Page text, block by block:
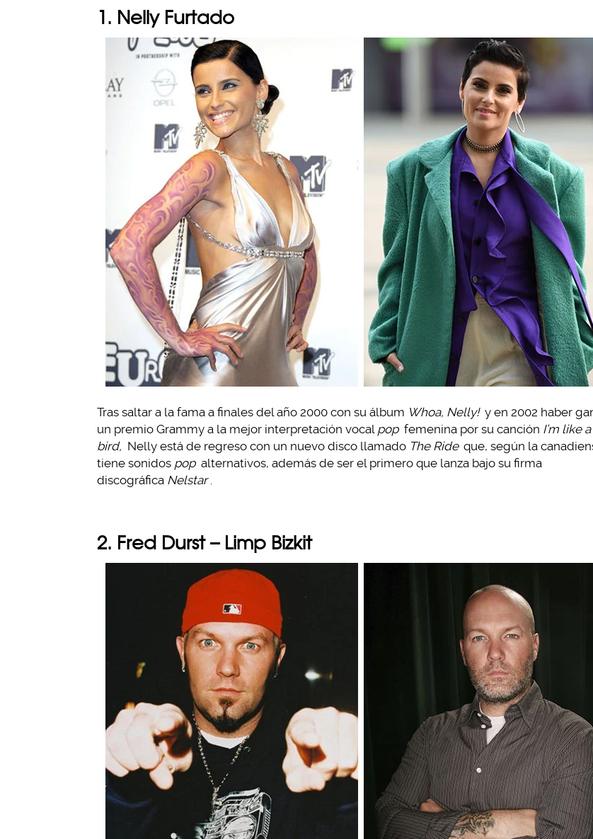
1. Nelly Furtado
Tras saltar a la fama a finales del año 2000 con su álbum Whoa, Nelly! y en 2002 haber
un premio Grammy a la mejor interpretación vocal pop femenina por su canción I’m like a
bird, Nelly está de regreso con un nuevo disco llamado The Ride que, según la
tiene sonidos pop alternativos, además de ser el primero que lanza bajo su firma
discográfica Nelstar .
2. Fred Durst – Limp Bizkit